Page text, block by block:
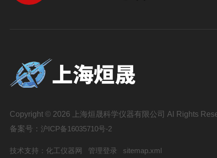
Copyright © 2026 上海烜晟科学仪器有限公司 Al Rights
备案号： 沪ICP备16035710号-2
技术支持： 化工仪器网 管理登录 sitemap.xml